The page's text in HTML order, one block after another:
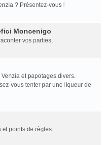
? Présentez-vous !
Moncenigo
vos parties.
et papotages divers.
vous tenter par une liqueur de
points de règles.